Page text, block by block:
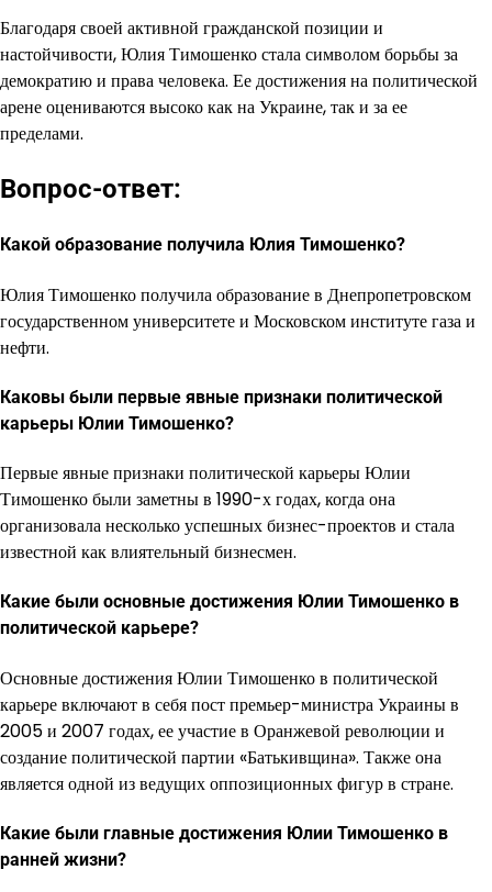
Благодаря своей активной гражданской позиции и
настойчивости, Юлия Тимошенко стала символом борьбы за
демократию и права человека. Ее достижения на политической
арене оцениваются высоко как на Украине, так и за ее
пределами.
Вопрос-ответ:
Какой образование получила Юлия Тимошенко?
Юлия Тимошенко получила образование в Днепропетровском
государственном университете и Московском институте газа и
нефти.
Каковы были первые явные признаки политической
карьеры Юлии Тимошенко?
Первые явные признаки политической карьеры Юлии
Тимошенко были заметны в 1990-х годах, когда она
организовала несколько успешных бизнес-проектов и стала
известной как влиятельный бизнесмен.
Какие были основные достижения Юлии Тимошенко в
политической карьере?
Основные достижения Юлии Тимошенко в политической
карьере включают в себя пост премьер-министра Украины в
2005 и 2007 годах, ее участие в Оранжевой революции и
создание политической партии «Батькивщина». Также она
является одной из ведущих оппозиционных фигур в стране.
Какие были главные достижения Юлии Тимошенко в
ранней жизни?